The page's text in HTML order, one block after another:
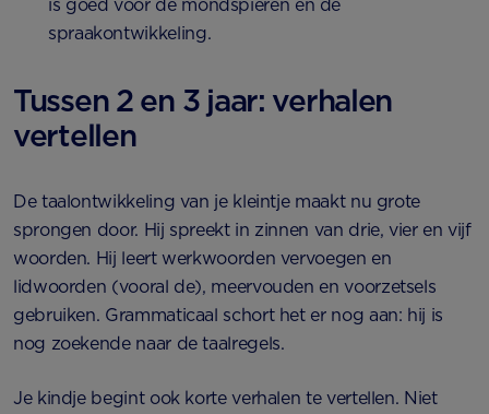
is goed voor de mondspieren en de
spraakontwikkeling.
Tussen 2 en 3 jaar: verhalen
vertellen
De taalontwikkeling van je kleintje maakt nu grote
sprongen door. Hij spreekt in zinnen van drie, vier en vijf
woorden. Hij leert werkwoorden vervoegen en
lidwoorden (vooral de), meervouden en voorzetsels
gebruiken. Grammaticaal schort het er nog aan: hij is
nog zoekende naar de taalregels.
Je kindje begint ook korte verhalen te vertellen. Niet